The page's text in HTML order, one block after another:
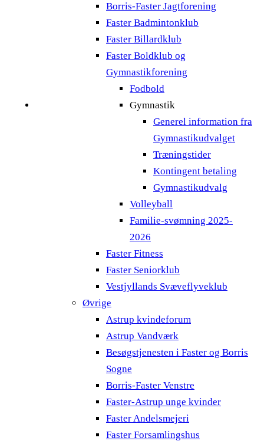
Borris-Faster Jagtforening
Faster Badmintonklub
Faster Billardklub
Faster Boldklub og
Gymnastikforening
Fodbold
Gymnastik
Generel information fra
Gymnastikudvalget
Træningstider
Kontingent betaling
Gymnastikudvalg
Volleyball
Familie-svømning 2025-
2026
Faster Fitness
Faster Seniorklub
Vestjyllands Svæveflyveklub
Øvrige
Astrup kvindeforum
Astrup Vandværk
Besøgstjenesten i Faster og Borris
Sogne
Borris-Faster Venstre
Faster-Astrup unge kvinder
Faster Andelsmejeri
Faster Forsamlingshus